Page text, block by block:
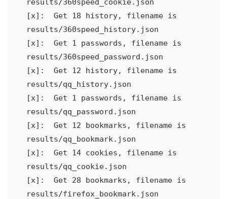
results/360speed_cookie.json
[x]:  Get 18 history, filename is
results/360speed_history.json
[x]:  Get 1 passwords, filename is
results/360speed_password.json
[x]:  Get 12 history, filename is
results/qq_history.json
[x]:  Get 1 passwords, filename is
results/qq_password.json
[x]:  Get 12 bookmarks, filename is
results/qq_bookmark.json
[x]:  Get 14 cookies, filename is
results/qq_cookie.json
[x]:  Get 28 bookmarks, filename is
results/firefox_bookmark.json